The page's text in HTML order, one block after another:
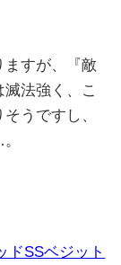
ますが、『敵
法強く、こ
うですし、
ドSSベジット